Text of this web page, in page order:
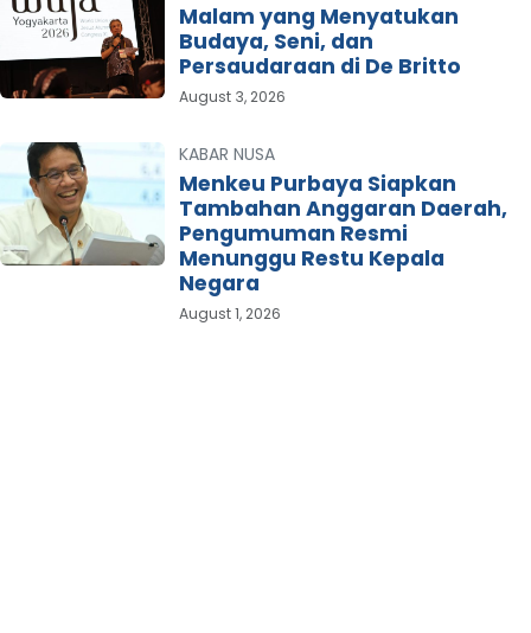
Malam yang Menyatukan
Budaya, Seni, dan
Persaudaraan di De Britto
August 3, 2026
KABAR NUSA
Menkeu Purbaya Siapkan
Tambahan Anggaran Daerah,
Pengumuman Resmi
Menunggu Restu Kepala
Negara
August 1, 2026